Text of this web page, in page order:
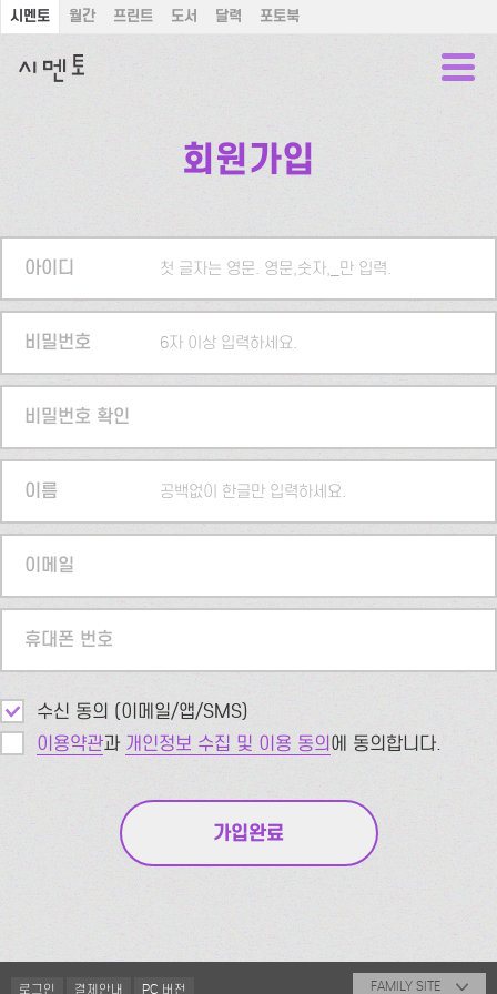
시멘토 월간 프린트 도서 달력 포토북
회원가입
아이디 첫 글자는 영문. 영문,숫자,_만 입력.
비밀번호 6자 이상 입력하세요.
비밀번호 확인
이름 공백없이 한글만 입력하세요.
이메일
휴대폰 번호
수신 동의 (이메일/앱/SMS)
이용약관과 개인정보 수집 및 이용 동의에 동의합니다.
로그인 결제안내 PC 버전 FAMILY SITE